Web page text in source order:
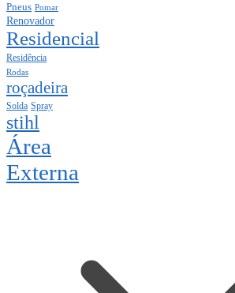
Pneus Pomar
Renovador
Residencial
Residência
Rodas
roçadeira
Solda Spray
stihl
Área
Externa